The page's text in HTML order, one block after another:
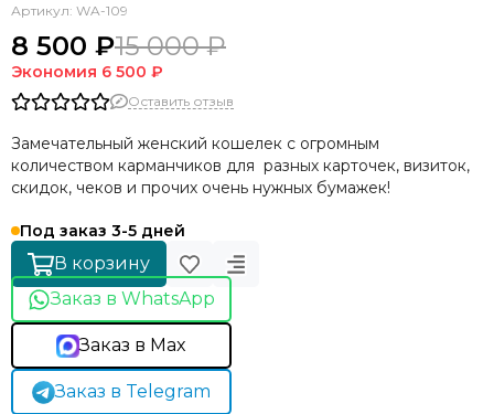
Артикул: WA-109
8 500 ₽15 000 ₽
Экономия 6 500 ₽
Оставить отзыв
Замечательный женский кошелек с огромным
количеством карманчиков для разных карточек, визиток,
скидок, чеков и прочих очень нужных бумажек!
Под заказ 3-5 дней
В корзину
Заказ в WhatsApp
Заказ в Max
Заказ в Telegram